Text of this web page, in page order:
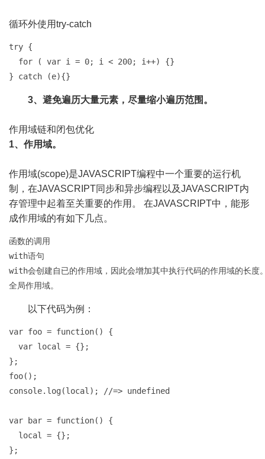
循环外使用try-catch
try {
  for ( var i = 0; i < 200; i++) {}
} catch (e){}
3、避免遍历大量元素，尽量缩小遍历范围。
作用域链和闭包优化
1、作用域。
作用域(scope)是JAVASCRIPT编程中一个重要的运行机
制，在JAVASCRIPT同步和异步编程以及JAVASCRIPT内
存管理中起着至关重要的作用。 在JAVASCRIPT中，能形
成作用域的有如下几点。
函数的调用
with语句
with会创建自已的作用域，因此会增加其中执行代码的作用域的长度
全局作用域。
以下代码为例：
var foo = function() {
  var local = {};
};
foo();
console.log(local); //=> undefined
var bar = function() {
  local = {};
};